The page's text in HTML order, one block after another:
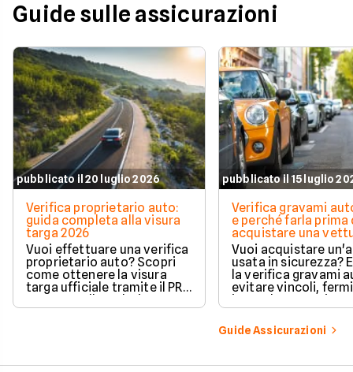
Guide sulle assicurazioni
pubblicato il 20 luglio 2026
Verifica proprietario auto:
guida completa alla visura
targa 2026
Vuoi effettuare una verifica
proprietario auto? Scopri
come ottenere la visura
targa ufficiale tramite il PRA
vincoli in totale sicurezza.
pubblicato il 15 luglio
Verifica gravami
e perché farla prima
acquistare una
Vuoi acquistare
usata in sicurezza?
la verifica gravami
evitare vincoli,
tutelare il tuo
Guide Assicurazioni